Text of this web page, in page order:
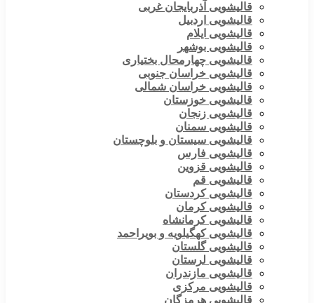
قالیشویی آذربایجان غربی
قالیشویی اردبیل
قالیشویی ایلام
قالیشویی بوشهر
قالیشویی چهارمحال بختیاری
قالیشویی خراسان جنوبی
قالیشویی خراسان شمالی
قالیشویی خوزستان
قالیشویی زنجان
قالیشویی سمنان
قالیشویی سیستان و بلوچستان
قالیشویی فارس
قالیشویی قزوین
قالیشویی قم
قالیشویی کردستان
قالیشویی کرمان
قالیشویی کرمانشاه
قالیشویی کهگیلویه و بویراحمد
قالیشویی گلستان
قالیشویی لرستان
قالیشویی مازندران
قالیشویی مرکزی
قالیشویی هرمزگان